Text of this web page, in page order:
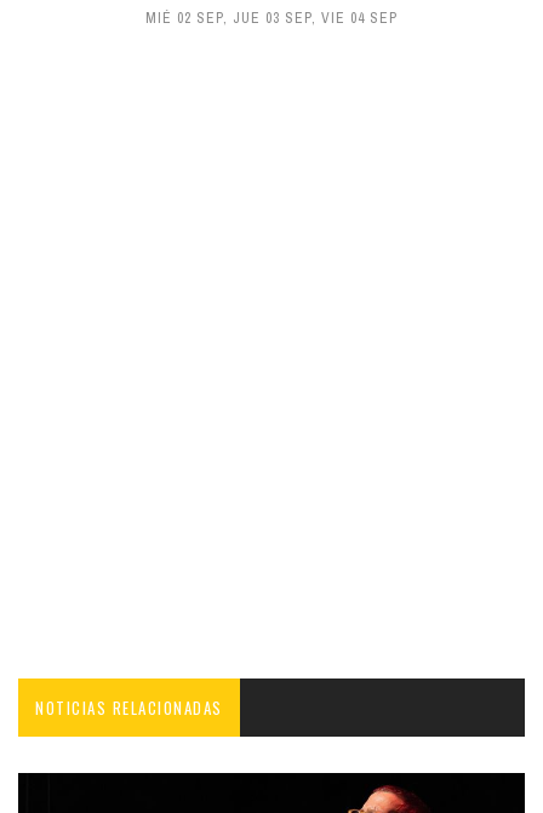
MIÉ 02 SEP, JUE 03 SEP, VIE 04 SEP
NOTICIAS RELACIONADAS